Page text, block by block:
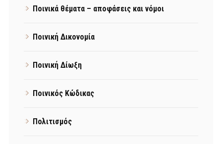
Ποινικά θέματα – αποφάσεις και νόμοι
Ποινική Δικονομία
Ποινική Δίωξη
Ποινικός Κώδικας
Πολιτισμός